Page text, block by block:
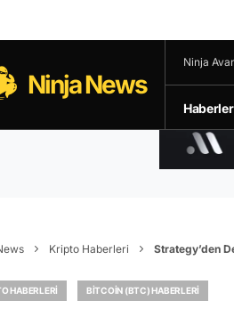
Ninja News
Ninja
Haberler
Kripto Haberleri Strategy’den
HABERLERI BITCOIN (BTC) HABERLERI